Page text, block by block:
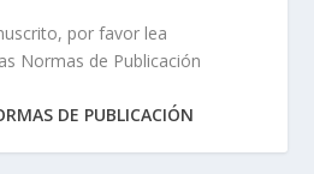
por favor lea
Normas de Publicación
DE PUBLICACIÓN